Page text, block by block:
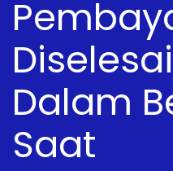
Dalam
Saat